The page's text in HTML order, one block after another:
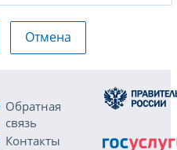
Отмена
Обратная
связь
Контакты